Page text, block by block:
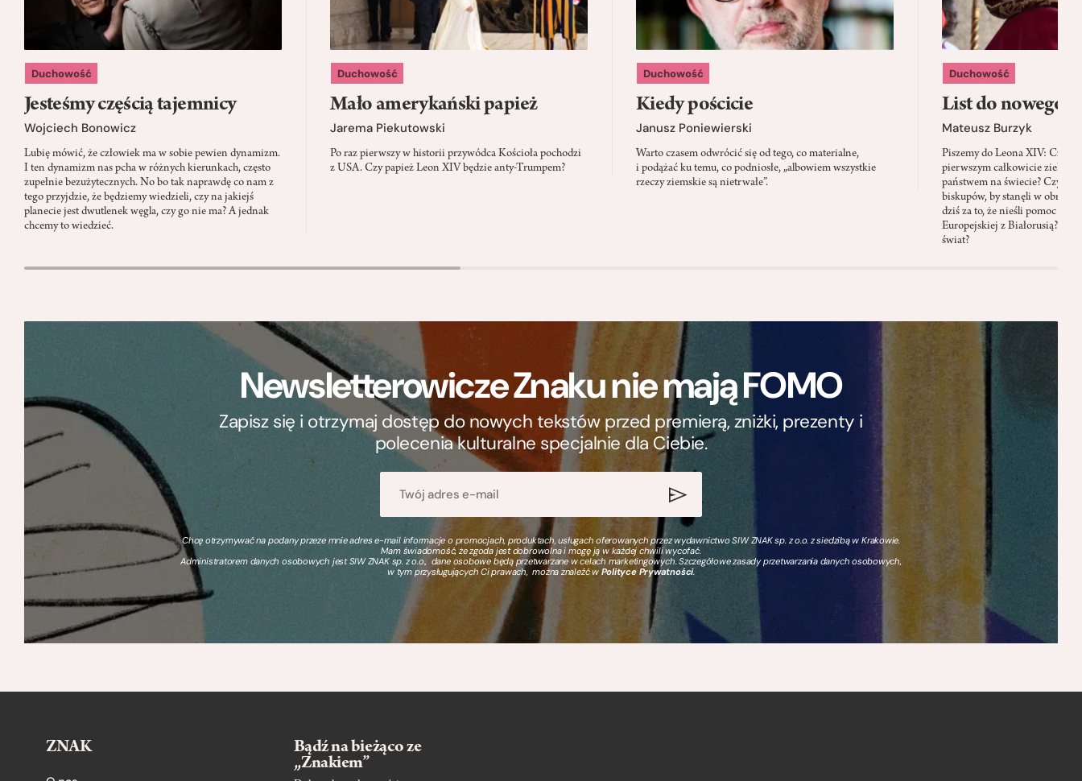
Duchowość
Jesteśmy częścią tajemnicy
Wojciech Bonowicz
Lubię mówić, że człowiek ma w sobie pewien dynamizm.
I ten dynamizm nas pcha w różnych kierunkach, często
zupełnie bezużytecznych. No bo tak naprawdę co nam z
tego przyjdzie, że będziemy wiedzieli, czy na jakiejś
planecie jest dwutlenek węgla, czy go nie ma? A jednak
chcemy to wiedzieć.
Duchowość
Mało amerykański papież
Jarema Piekutowski
Po raz pierwszy w historii przywódca Kościoła pochodzi
z USA. Czy papież Leon XIV będzie anty-Trumpem?
Duchowość
Kiedy pościcie
Janusz Poniewierski
Warto czasem odwrócić się od tego, co materialne,
i podążać ku temu, co podniosłe, „albowiem wszystkie
rzeczy ziemskie są nietrwałe”.
Duchowość
List do nowego
Mateusz Burzyk
Piszemy do Leona XIV: Czy
pierwszym całkowicie
państwem na świecie? Czy
biskupów, by stanęli w
dziś za to, że nieśli pomoc
Europejskiej z Białorusią? Czy
świat?
Newsletterowicze Znaku nie mają FOMO
Zapisz się i otrzymaj dostęp do nowych tekstów przed premierą, zniżki, prezenty i
polecenia kulturalne specjalnie dla Ciebie.
Chcę otrzymywać na podany przeze mnie adres e-mail informacje o promocjach, produktach, usługach oferowanych przez wydawnictwo SIW ZNAK sp. z o.o. z siedzibą w Krakowie.
Mam świadomość, że zgoda jest dobrowolna i mogę ją w każdej chwili wycofać.
Administratorem danych osobowych jest SIW ZNAK sp. z o.o., dane osobowe będą przetwarzane w celach marketingowych. Szczegółowe zasady przetwarzania danych osobowych,
w tym przysługujących Ci prawach, można znaleźć wPolityce Prywatności.
ZNAK
Bądź na bieżąco ze
„Znakiem”